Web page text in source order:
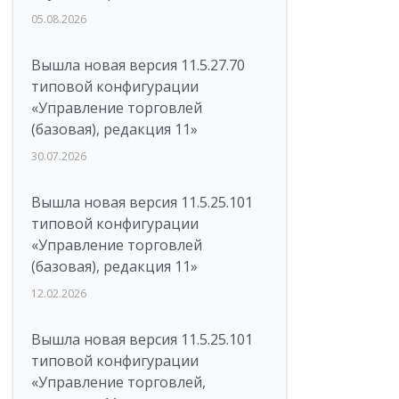
05.08.2026
Вышла новая версия 11.5.27.70
типовой конфигурации
«Управление торговлей
(базовая), редакция 11»
30.07.2026
Вышла новая версия 11.5.25.101
типовой конфигурации
«Управление торговлей
(базовая), редакция 11»
12.02.2026
Вышла новая версия 11.5.25.101
типовой конфигурации
«Управление торговлей,